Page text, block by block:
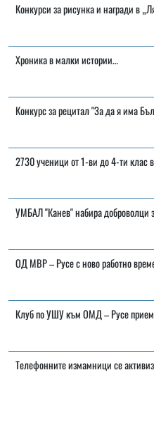
Конкурси за рисунка и награди в
Хроника в малки истории…
Конкурс за рецитал "За да я има
2730 ученици от 1-ви до 4-ти клас
УМБАЛ "Канев" набира доброволци
ОД МВР – Русе с ново работно
Клуб по УШУ към ОМД – Русе
Телефонните измамници се